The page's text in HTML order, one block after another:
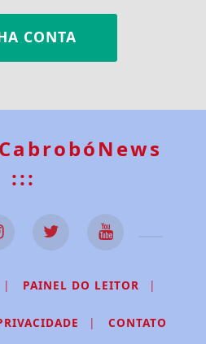
CONTA
:::
| PAINEL DO LEITOR |
| CONTATO